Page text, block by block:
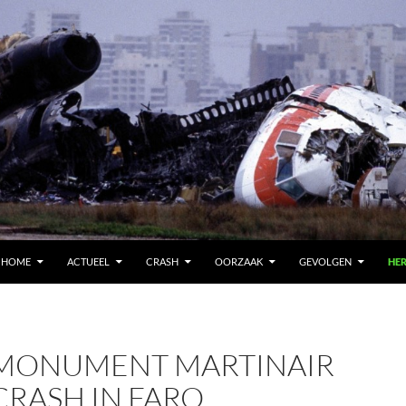
HOME ACTUEEL CRASH OORZAAK GEVOLGEN
MARTINAIR
IN FARO